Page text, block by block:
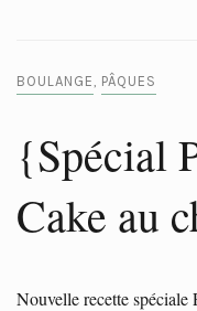
BOULANGE, PÂQUES
{Spécial
Cake au
Nouvelle recette spéciale